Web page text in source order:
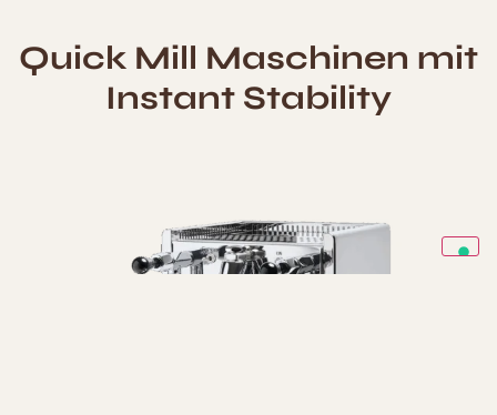
Quick Mill Maschinen mit
Instant Stability